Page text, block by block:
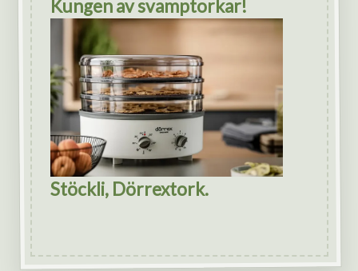
Kungen av svamptorkar!
Stöckli, Dörrextork.